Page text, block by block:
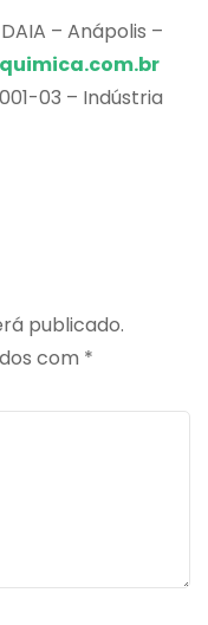
– Anápolis –
03 – Indústria
publicado.
com *